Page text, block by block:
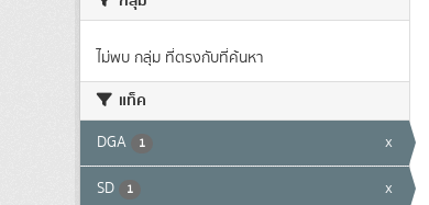
ไม่พบ กลุ่ม ที่ตรงกับที่ค้นหา
แท็ค
DGA 1 x
SD 1 x